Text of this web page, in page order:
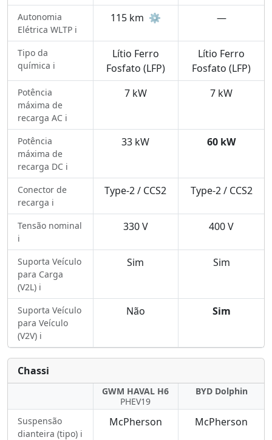
Autonomia
Elétrica WLTP ℹ️
115 km ⚙️ —
Tipo da
química ℹ️
Lítio Ferro
Fosfato (LFP)
Lítio Ferro
Fosfato (LFP)
Potência
máxima de
recarga AC ℹ️
7 kW 7 kW
Potência
máxima de
recarga DC ℹ️
33 kW 60 kW
Conector de
recarga ℹ️
Type-2 / CCS2 Type-2 / CCS2
Tensão nominal
ℹ️
330 V 400 V
Suporta Veículo
para Carga
(V2L) ℹ️
Sim Sim
Suporta Veículo
para Veículo
(V2V) ℹ️
Não Sim
Chassi
GWM HAVAL H6
PHEV19
BYD Dolphin
Suspensão
dianteira (tipo) ℹ️
McPherson McPherson